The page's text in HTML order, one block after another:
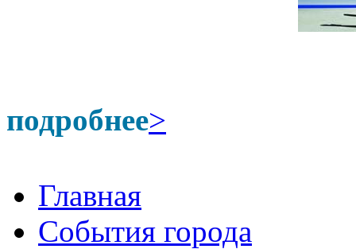
подробнее>
Главная
События города